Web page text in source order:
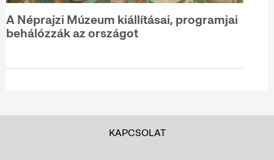
A Néprajzi Múzeum kiállításai, programjai
behálózzák az országot
KAPCSOLAT